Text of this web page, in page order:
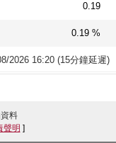
0.19
0.19 %
2026 16:20 (15分鐘延遲)
料
聲明 ]